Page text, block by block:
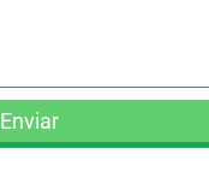
Enviar